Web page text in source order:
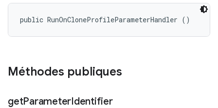
public RunOnCloneProfileParameterHandler ()
Méthodes publiques
getParameterIdentifier